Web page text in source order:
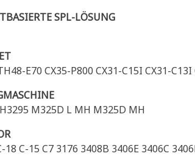
SPL-LÖSUNG
E70 CX35-P800 CX31-C15I CX31-
M325D L MH M325D MH
18 C-15 C7 3176 3408B 3406E 3406C